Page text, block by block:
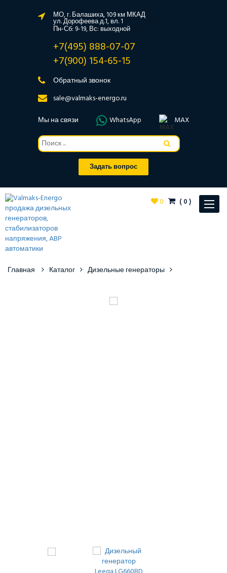
МО, г. Балашиха, 109 км МКАД
ул. Дорофеева д.1, вл. 1
Пн-Сб: 9-19, Вс: выходной
+7(495) 888-07-07
+7(900) 154-65-15
Обратный звонок
sale@valmaks-energo.ru
Мы на связи
WhatsApp MAX
Задать вопрос
Toggle
0 (0)
Главная Каталог Дизельные генераторы